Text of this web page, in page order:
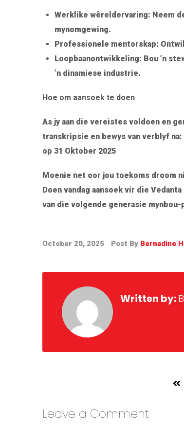
Werklike wêreldervaring: Neem
mynomgewing.
Professionele mentorskap:
Loopbaanontwikkeling: Bou ’n
’n dinamiese industrie.
Hoe om aansoek te doen
As jy aan die vereistes voldoen en
transkripsie en bewys van verblyf na:
op 31 Oktober 2025
Moenie net oor jou toekoms droom
Doen vandag aansoek vir die
van die volgende generasie
October 20, 2025 Post By Bernadine
Written by:
Leave a Comment